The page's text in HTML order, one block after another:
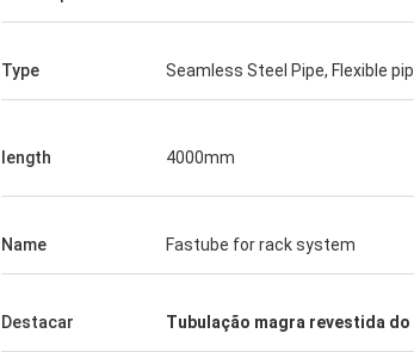
Type Seamless Steel Pipe, Flexible
length 4000mm
Name Fastube for rack system
Destacar Tubulação magra revestida do